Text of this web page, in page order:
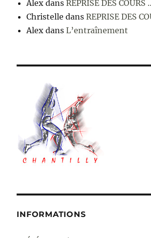
Alex dansREPRISE DES COURS
Christelle dansREPRISE DES
Alex dansL’entraînement
INFORMATIONS